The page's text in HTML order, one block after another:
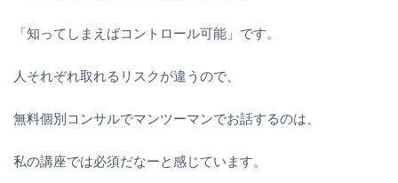
「知ってしまえばコントロール可能」です。
人それぞれ取れるリスクが違うので、
無料個別コンサルでマンツーマンでお話するのは、
私の講座では必須だなーと感じています。